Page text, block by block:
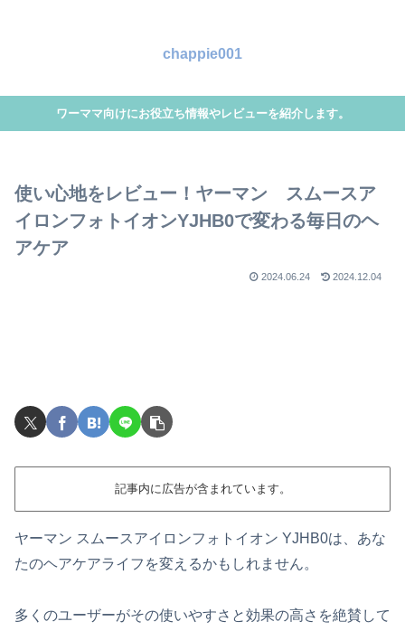
chappie001
ワーママ向けにお役立ち情報やレビューを紹介します。
使い心地をレビュー！ヤーマン スムースア
イロンフォトイオンYJHB0で変わる毎日のヘ
アケア
2024.06.24 2024.12.04
記事内に広告が含まれています。
ヤーマン スムースアイロンフォトイオン YJHB0は、あな
たのヘアケアライフを変えるかもしれません。
多くのユーザーがその使いやすさと効果の高さを絶賛して